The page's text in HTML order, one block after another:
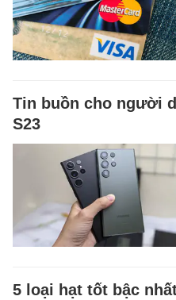
Tin buồn cho người
S23
5 loại hạt tốt bậc